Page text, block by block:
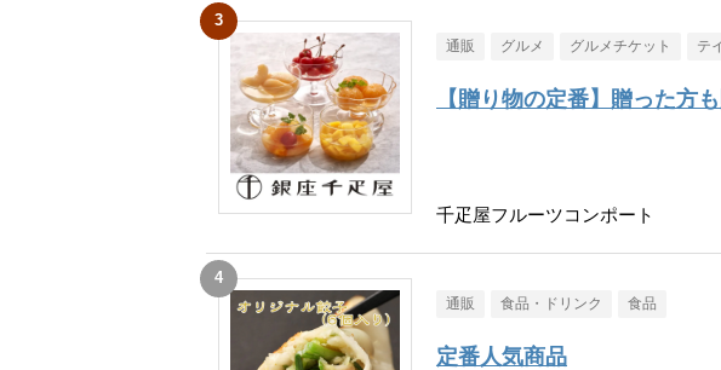
通販 グルメ グルメチケット テ
【贈り物の定番】贈った方
千疋屋フルーツコンポート
通販 食品・ドリンク 食品
定番人気商品